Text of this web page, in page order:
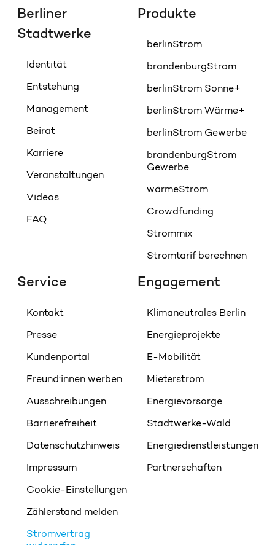
Berliner
Stadtwerke
Identität
Entstehung
Management
Beirat
Karriere
Veranstaltungen
Videos
FAQ
Produkte
berlinStrom
brandenburgStrom
berlinStrom Sonne+
berlinStrom Wärme+
berlinStrom Gewerbe
brandenburgStrom
Gewerbe
wärmeStrom
Crowdfunding
Strommix
Stromtarif berechnen
Service
Kontakt
Presse
Kundenportal
Freund:innen werben
Ausschreibungen
Barrierefreiheit
Datenschutzhinweis
Impressum
Cookie-Einstellungen
Zählerstand melden
Stromvertrag
Engagement
Klimaneutrales Berlin
Energieprojekte
E-Mobilität
Mieterstrom
Energievorsorge
Stadtwerke-Wald
Energiedienstleistungen
Partnerschaften